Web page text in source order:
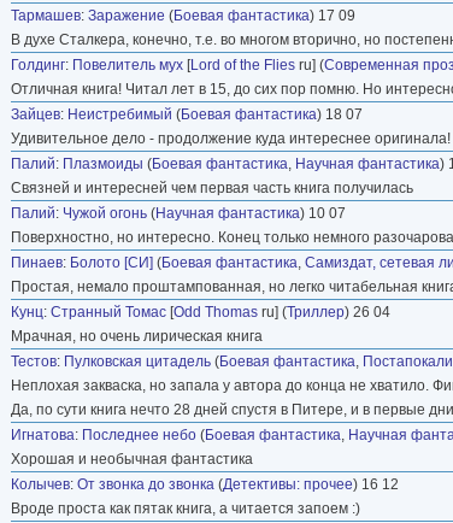
Тармашев: Заражение (Боевая фантастика) 17 09
В духе Сталкера, конечно, т.е. во многом вторично, но
Голдинг: Повелитель мух [Lord of the Flies ru] (Современная
Отличная книга! Читал лет в 15, до сих пор помню. Но
Зайцев: Неистребимый (Боевая фантастика) 18 07
Удивительное дело - продолжение куда интереснее
Палий: Плазмоиды (Боевая фантастика, Научная фантастика)
Связней и интересней чем первая часть книга получилась
Палий: Чужой огонь (Научная фантастика) 10 07
Поверхностно, но интересно. Конец только немного
Пинаев: Болото [СИ] (Боевая фантастика, Самиздат, сетевая
Простая, немало проштампованная, но легко читабельная
Кунц: Странный Томас [Odd Thomas ru] (Триллер) 26 04
Мрачная, но очень лирическая книга
Тестов: Пулковская цитадель (Боевая фантастика,
Неплохая закваска, но запала у автора до конца не хватило.
Да, по сути книга нечто 28 дней спустя в Питере, и в первые
Игнатова: Последнее небо (Боевая фантастика, Научная
Хорошая и необычная фантастика
Колычев: От звонка до звонка (Детективы: прочее) 16 12
Вроде проста как пятак книга, а читается запоем :)